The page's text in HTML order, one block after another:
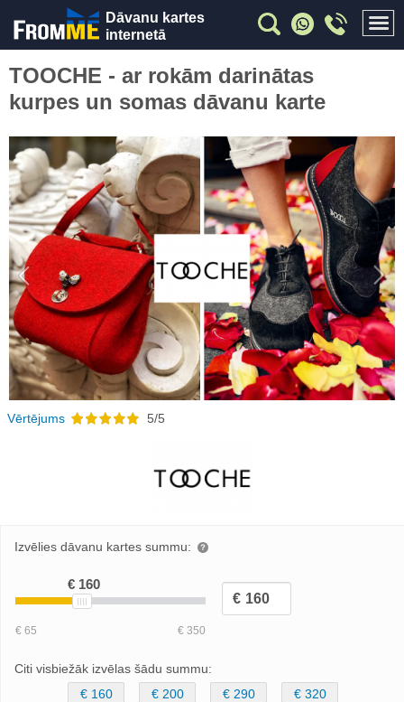
Dāvanu kartes
internetā
TOOCHE - ar rokām darinātas
kurpes un somas dāvanu karte
Previous
Vērtējums 5/5
Izvēlies dāvanu kartes summu:
Citi visbiežāk izvēlas šādu summu:
€ 160
€ 200 € 290 € 320